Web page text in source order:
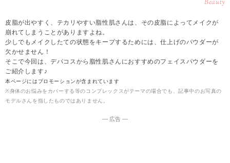
Beauty
皮脂が出やすく、テカリやすい脂性肌さんは、その皮脂によってメイクが
崩れてしまうことがありますよね。
少しでもメイクしたての状態をキープするためには、仕上げのパウダーが
欠かせません！
そこで今回は、デパコスから脂性肌さんにおすすめのフェイスパウダーを
ご紹介します♪
本ページにはプロモーションが含まれています
※身体のお悩みをカバーする等のコンプレックスがテーマの場合でも、記事中のお写真の
モデルさんを指したものではありません。
― 広告 ―